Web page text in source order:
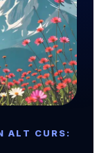
ALT CURS: